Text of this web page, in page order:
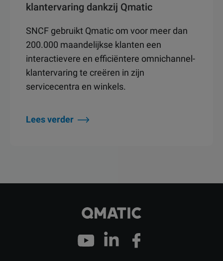
klantervaring dankzij Qmatic
SNCF gebruikt Qmatic om voor meer dan
200.000 maandelijkse klanten een
interactievere en efficiëntere omnichannel-
klantervaring te creëren in zijn
servicecentra en winkels.
Lees verder